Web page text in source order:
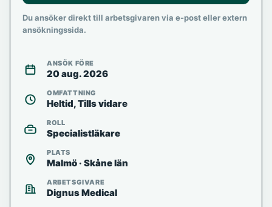
Du ansöker direkt till arbetsgivaren via e-post eller extern
ansökningssida.
ANSÖK FÖRE
20 aug. 2026
OMFATTNING
Heltid, Tills vidare
ROLL
Specialistläkare
PLATS
Malmö · Skåne län
ARBETSGIVARE
Dignus Medical